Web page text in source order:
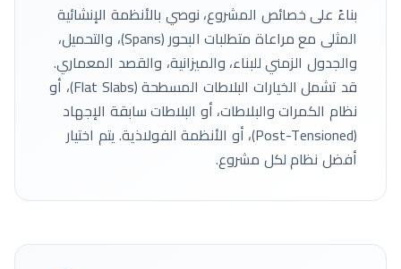
بناءً على خصائص المشروع، نوصي بالأنظمة الإنشائية
المثلى مع مراعاة متطلبات البحور (Spans)، والتحميل،
والجدول الزمني للبناء، والميزانية، والقصد المعماري.
قد تشمل الخيارات البلاطات المسطحة (Flat Slabs)، أو
نظام الكمرات والبلاطات، أو البلاطات سابقة الإجهاد
(Post-Tensioned)، أو الأنظمة الفولاذية. يتم اختيار
أفضل نظام لكل مشروع.